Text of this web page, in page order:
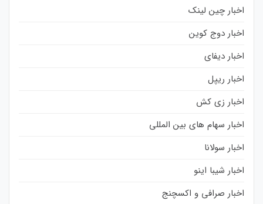
اخبار چین لینک
اخبار دوج کوین
اخبار دیفای
اخبار ریپل
اخبار زی کش
اخبار سهام های بین المللی
اخبار سولانا
اخبار شیبا اینو
اخبار صرافی و اکسچنج